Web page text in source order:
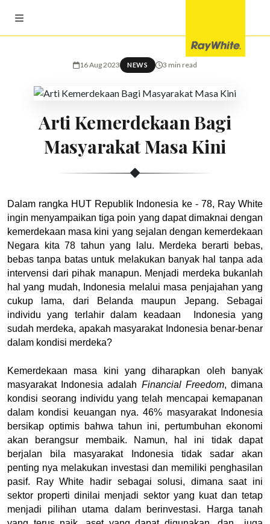
16 Aug 2023 NEWS 3 min read
Arti Kemerdekaan Bagi
Masyarakat Masa Kini
Dalam rangka HUT Republik Indonesia ke - 78, Ray White
ingin menyampaikan tiga poin yang dapat dimaknai dengan
kemerdekaan masa kini yang sejalan dengan kemerdekaan
Negara kita 78 tahun yang lalu. Merdeka berarti bebas,
bebas tanpa batas untuk melakukan banyak hal tanpa ada
intervensi dari pihak manapun. Menjadi merdeka bukanlah
hal yang mudah, Indonesia melalui masa penjajahan yang
cukup lama, dari Belanda maupun Jepang. Sebagai
individu yang terlahir dalam keadaan  Indonesia yang
sudah merdeka, apakah masyarakat Indonesia benar-benar
dalam kondisi merdeka?
Kemerdekaan masa kini yang diharapkan oleh banyak
masyarakat Indonesia adalah Financial Freedom, dimana
kondisi seorang individu yang telah mencapai kemapanan
dalam kondisi keuangan nya. 46% masyarakat Indonesia
bersikap optimis bahwa tahun ini, pertumbuhan ekonomi
akan berangsur membaik. Namun, hal ini tidak dapat
berjalan bila masyarakat Indonesia tidak sadar akan
penting nya melakukan investasi dan memiliki penghasilan
pasif. Ray White hadir sebagai solusi, dimana saat ini
sektor properti dinilai menjadi sektor yang kuat dan tetap
menjadi pilihan utama dalam berinvestasi. Harga tanah